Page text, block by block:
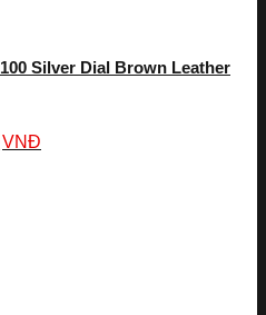
Silver Dial Brown Leather
VNĐ